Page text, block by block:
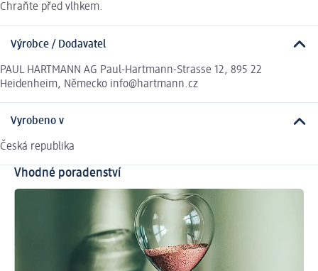
Chraňte před vlhkem.
Výrobce / Dodavatel
PAUL HARTMANN AG Paul-Hartmann-Strasse 12, 895 22
Heidenheim, Německo info@hartmann.cz
Vyrobeno v
Česká republika
Vhodné poradenství